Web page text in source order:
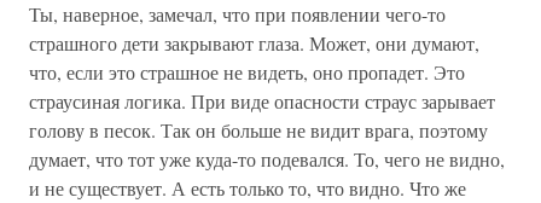
Ты, наверное, замечал, что при появлении чего-то
страшного дети закрывают глаза. Может, они думают,
что, если это страшное не видеть, оно пропадет. Это
страусиная логика. При виде опасности страус зарывает
голову в песок. Так он больше не видит врага, поэтому
думает, что тот уже куда-то подевался. То, чего не видно,
и не существует. А есть только то, что видно. Что же